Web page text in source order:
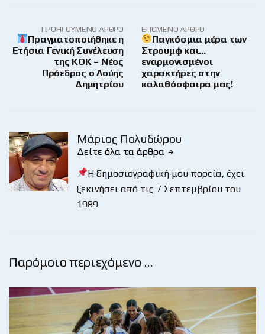
ΠΡΟΗΓΟΎΜΕΝΟ ΆΡΘΡΟ
Πραγματοποιήθηκε η
Ετήσια Γενική Συνέλευση
της ΚΟΚ – Νέος
Πρόεδρος ο Λούης
Δημητρίου
ΕΠΌΜΕΝΟ ΆΡΘΡΟ
Παγκόσμια μέρα των
Στρουμφ και…
εναρμονισμένοι
χαρακτήρες στην
καλαθόσφαιρα μας!
Μάριος Πολυδώρου
Δείτε όλα τα άρθρα
Η δημοσιογραφική μου πορεία, έχει
ξεκινήσει από τις 7 Σεπτεμβρίου του
1989
Παρόμοιο περιεχόμενο …